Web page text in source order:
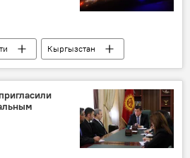
Кыргызстан
(УПМ)